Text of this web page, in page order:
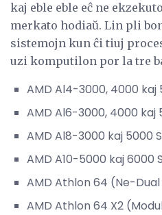
kaj eble eble eĉ ne
merkato hodiaŭ. Lin pli
sistemojn kun ĉi tiuj
uzi komputilon por la tre
AMD Al4-3000, 4000 kaj
AMD Al6-3000, 4000 kaj
AMD Al8-3000 kaj 5000
AMD A10-5000 kaj 6000
AMD Athlon 64 (Ne-
AMD Athlon 64 X2